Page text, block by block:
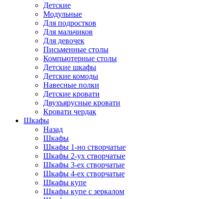
Детские
Модульные
Для подростков
Для мальчиков
Для девочек
Письменные столы
Компьютерные столы
Детские шкафы
Детские комоды
Навесные полки
Детские кровати
Двухъярусные кровати
Кровати чердак
Шкафы
Назад
Шкафы
Шкафы 1-но створчатые
Шкафы 2-ух створчатые
Шкафы 3-ех створчатые
Шкафы 4-ех створчатые
Шкафы купе
Шкафы купе с зеркалом